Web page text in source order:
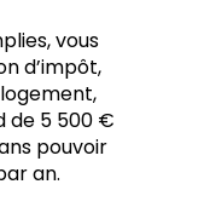
vous
d’impôt,
de 5 500 €
pouvoir
an.